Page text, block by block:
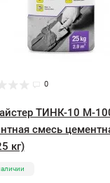
0
ТИНК-10 М-
смесь
кг)